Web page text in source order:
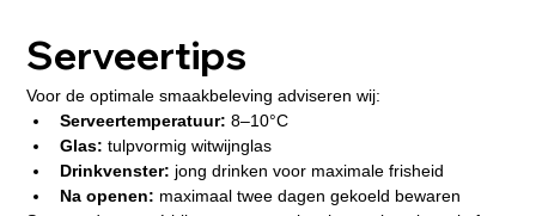
Serveertips
Voor de optimale smaakbeleving adviseren wij:
Serveertemperatuur: 8–10°C
Glas: tulpvormig witwijnglas
Drinkvenster: jong drinken voor maximale frisheid
Na openen: maximaal twee dagen gekoeld bewaren